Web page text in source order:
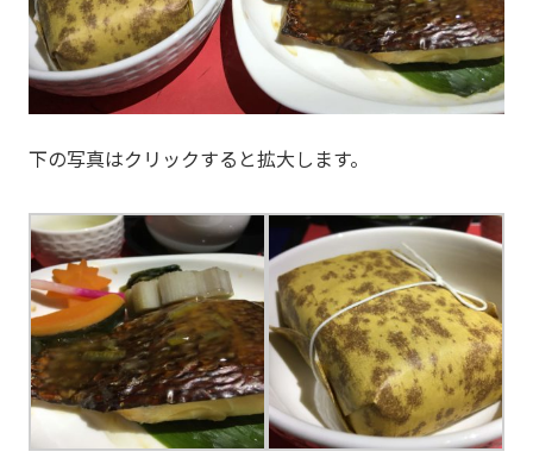
下の写真はクリックすると拡大します。